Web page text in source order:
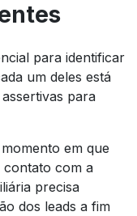
para identificar
um deles está
para
em que
contato com a
precisa
dos leads a fim